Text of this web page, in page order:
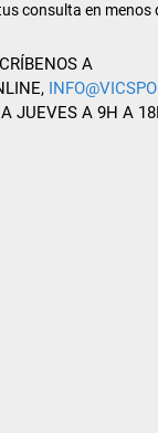
consulta en menos
A
JUEVES A 9H A